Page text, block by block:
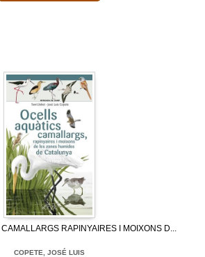
RAPINYAIRES I MOIXONS D...
COPETE, JOSÉ LUIS